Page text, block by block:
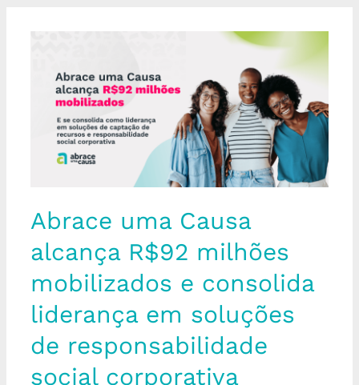
Abrace uma Causa
alcança R$92 milhões
mobilizados e consolida
liderança em soluções
de responsabilidade
social corporativa
Causa
alcança
R$92
milhões
mobilizados
soluções
responsabilidade
corporativa